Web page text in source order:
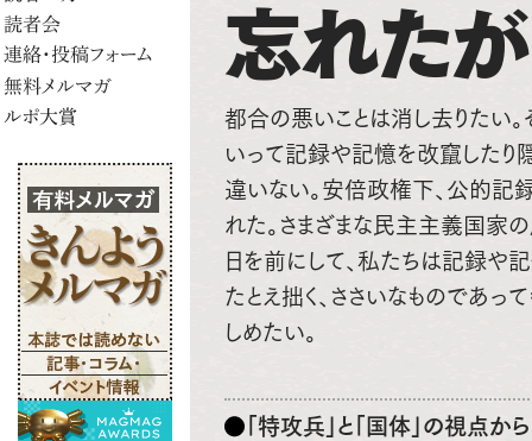
忘れたが
都合の悪いことは消し去りたい。
いって記録や記憶を改竄したり
違いない。安倍政権下、公的記
れた。さまざまな民主主義国家
日を前にして、私たちは記録や
たとえ拙く、ささいなものであっ
しめたい。
「特攻兵」と「国体」の視点から